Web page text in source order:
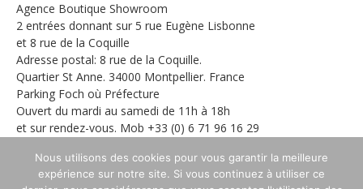
Agence Boutique Showroom
2 entrées donnant sur 5 rue Eugène Lisbonne
et 8 rue de la Coquille
Adresse postal: 8 rue de la Coquille.
Quartier St Anne. 34000 Montpellier. France
Parking Foch où Préfecture
Ouvert du mardi au samedi de 11h à 18h
et sur rendez-vous. Mob +33 (0) 6 71 96 16 29
Nous utilisons des cookies pour vous garantir la meilleure
expérience sur notre site. Si vous continuez à utiliser ce